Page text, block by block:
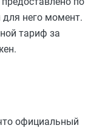
него момент.
тариф за
официальный